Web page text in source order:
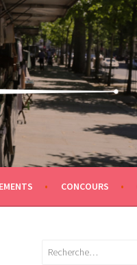
CONCOURS
Rechercher :